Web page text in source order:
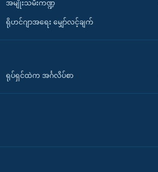
အမျိုးသမီးကဏ္ဍ
ရိုဟင်ဂျာအရေး မျှော်လင့်ချက်
ရုပ်ရှင်ထဲက အင်္ဂလိပ်စာ